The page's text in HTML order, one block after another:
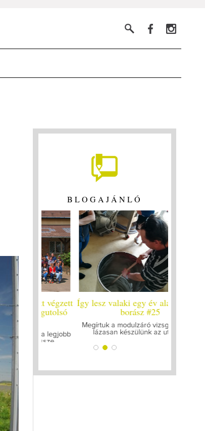
BLOGAJÁNLÓ
végzett
a legjobb
Így lesz valaki egy év alatt végzett
borász #25
Megírtuk a modulzáró vizsgákat, már
lázasan készülünk az utolsó...